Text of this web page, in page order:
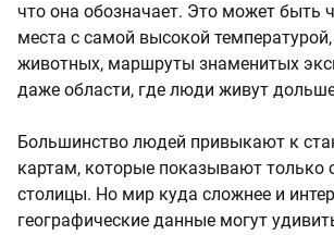
что она обозначает. Это может быть
места с самой высокой
животных, маршруты знаменитых
даже области, где люди живут
Большинство людей привыкают к
картам, которые показывают только
столицы. Но мир куда сложнее и
географические данные могут